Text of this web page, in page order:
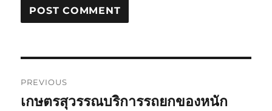
navigation
PREVIOUS
Previous
เกษตรสุวรรณบริการรถยกของหนัก